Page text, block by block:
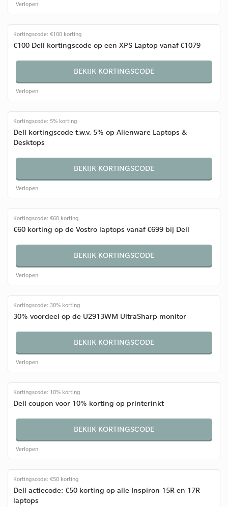
Verlopen
Kortingscode: €100 korting
€100 Dell kortingscode op een XPS Laptop vanaf €1079
BEKIJK KORTINGSCODE
Verlopen
Kortingscode: 5% korting
Dell kortingscode t.w.v. 5% op Alienware Laptops &
Desktops
BEKIJK KORTINGSCODE
Verlopen
Kortingscode: €60 korting
€60 korting op de Vostro laptops vanaf €699 bij Dell
BEKIJK KORTINGSCODE
Verlopen
Kortingscode: 30% korting
30% voordeel op de U2913WM UltraSharp monitor
BEKIJK KORTINGSCODE
Verlopen
Kortingscode: 10% korting
Dell coupon voor 10% korting op printerinkt
BEKIJK KORTINGSCODE
Verlopen
Kortingscode: €50 korting
Dell actiecode: €50 korting op alle Inspiron 15R en 17R
laptops